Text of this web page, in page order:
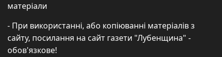
матеріали
- При використанні, або копіюванні матеріалів з
сайту, посилання на сайт газети "Лубенщина" -
обов'язкове!